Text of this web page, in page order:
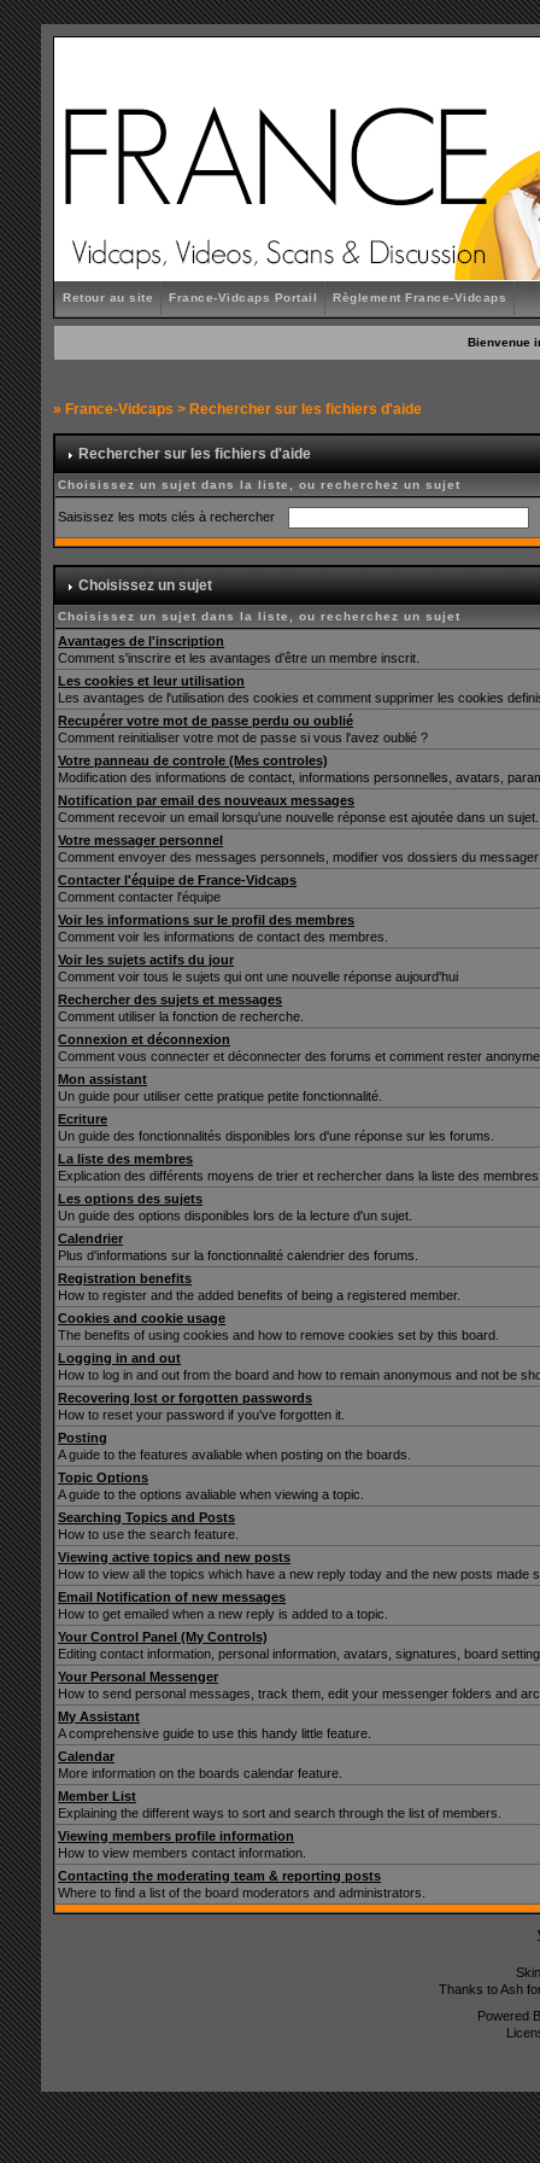
Retour au site France-Vidcaps Portail Règlement France-Vidcaps
Bienvenue
» France-Vidcaps > Rechercher sur les fichiers d'aide
Rechercher sur les fichiers d'aide
Choisissez un sujet dans la liste, ou recherchez un sujet
Saisissez les mots clés à rechercher
Choisissez un sujet
Choisissez un sujet dans la liste, ou recherchez un sujet
Avantages de l'inscription
Comment s'inscrire et les avantages d'être un membre inscrit.
Les cookies et leur utilisation
Les avantages de l'utilisation des cookies et comment supprimer les cookies
Recupérer votre mot de passe perdu ou oublié
Comment reinitialiser votre mot de passe si vous l'avez oublié ?
Votre panneau de controle (Mes controles)
Modification des informations de contact, informations personnelles, avatars,
Notification par email des nouveaux messages
Comment recevoir un email lorsqu'une nouvelle réponse est ajoutée dans un sujet.
Votre messager personnel
Comment envoyer des messages personnels, modifier vos dossiers du
Contacter l'équipe de France-Vidcaps
Comment contacter l'équipe
Voir les informations sur le profil des membres
Comment voir les informations de contact des membres.
Voir les sujets actifs du jour
Comment voir tous le sujets qui ont une nouvelle réponse aujourd'hui
Rechercher des sujets et messages
Comment utiliser la fonction de recherche.
Connexion et déconnexion
Comment vous connecter et déconnecter des forums et comment rester
Mon assistant
Un guide pour utiliser cette pratique petite fonctionnalité.
Ecriture
Un guide des fonctionnalités disponibles lors d'une réponse sur les forums.
La liste des membres
Explication des différents moyens de trier et rechercher dans la liste des
Les options des sujets
Un guide des options disponibles lors de la lecture d'un sujet.
Calendrier
Plus d'informations sur la fonctionnalité calendrier des forums.
Registration benefits
How to register and the added benefits of being a registered member.
Cookies and cookie usage
The benefits of using cookies and how to remove cookies set by this board.
Logging in and out
How to log in and out from the board and how to remain anonymous and not be
Recovering lost or forgotten passwords
How to reset your password if you've forgotten it.
Posting
A guide to the features avaliable when posting on the boards.
Topic Options
A guide to the options avaliable when viewing a topic.
Searching Topics and Posts
How to use the search feature.
Viewing active topics and new posts
How to view all the topics which have a new reply today and the new posts made
Email Notification of new messages
How to get emailed when a new reply is added to a topic.
Your Control Panel (My Controls)
Editing contact information, personal information, avatars, signatures, board
Your Personal Messenger
How to send personal messages, track them, edit your messenger folders and
My Assistant
A comprehensive guide to use this handy little feature.
Calendar
More information on the boards calendar feature.
Member List
Explaining the different ways to sort and search through the list of members.
Viewing members profile information
How to view members contact information.
Contacting the moderating team & reporting posts
Where to find a list of the board moderators and administrators.
Thanks to Ash
Powered